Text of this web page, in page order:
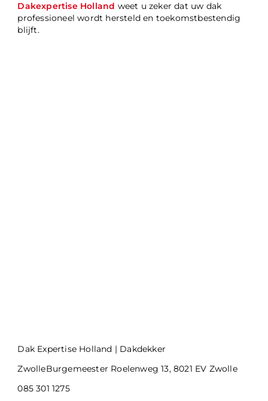
Dakexpertise Holland weet u zeker dat uw dak
professioneel wordt hersteld en toekomstbestendig
blijft.
Dak Expertise Holland | Dakdekker
ZwolleBurgemeester Roelenweg 13, 8021 EV Zwolle
085 301 1275